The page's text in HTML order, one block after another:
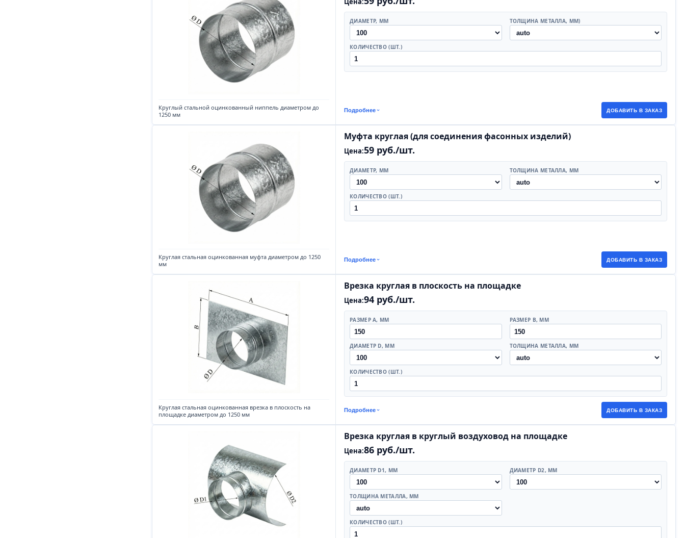
Круглый стальной оцинкованный ниппель диаметром до
1250 мм
ДИАМЕТР, ММ ТОЛЩИНА МЕТАЛЛА, ММ)
КОЛИЧЕСТВО (ШТ.)
Подробнее ДОБАВИТЬ В ЗАКАЗ
Круглая стальная оцинкованная муфта диаметром до 1250
мм
Муфта круглая (для соединения фасонных изделий)
Цена:59 руб./шт.
ДИАМЕТР, ММ ТОЛЩИНА МЕТАЛЛА, ММ
КОЛИЧЕСТВО (ШТ.)
Подробнее ДОБАВИТЬ В ЗАКАЗ
Круглая стальная оцинкованная врезка в плоскость на
площадке диаметром до 1250 мм
Врезка круглая в плоскость на площадке
Цена:94 руб./шт.
РАЗМЕР A, ММ РАЗМЕР B, ММ
ДИАМЕТР D, ММ ТОЛЩИНА МЕТАЛЛА, ММ
КОЛИЧЕСТВО (ШТ.)
Подробнее ДОБАВИТЬ В ЗАКАЗ
Врезка круглая в круглый воздуховод на площадке
Цена:86 руб./шт.
ДИАМЕТР D1, ММ ДИАМЕТР D2, ММ
ТОЛЩИНА МЕТАЛЛА, ММ
КОЛИЧЕСТВО (ШТ.)